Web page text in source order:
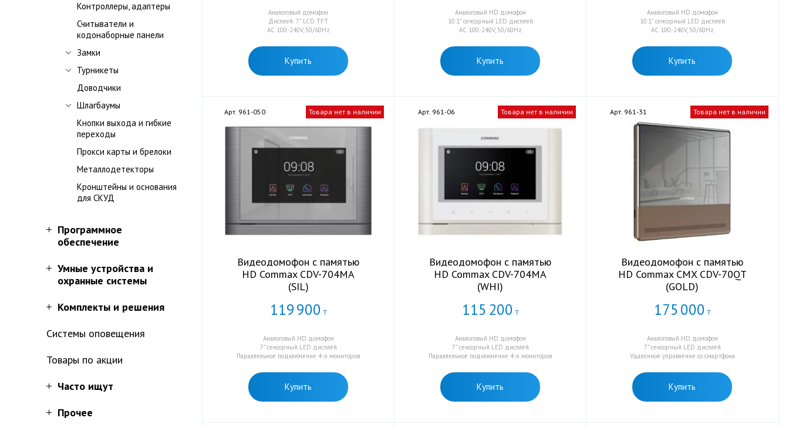
Контроллеры, адаптеры
Считыватели и
кодонаборные панели
Замки
Турникеты
Доводчики
Шлагбаумы
Кнопки выхода и гибкие
переходы
Прокси карты и брелоки
Металлодетекторы
Кронштейны и основания
для СКУД
Программное
обеспечение
Умные устройства и
охранные системы
Комплекты и решения
Системы оповещения
Товары по акции
Часто ищут
Прочее
Аналоговый домофон
Дисплей: 7" LCD TFT
AC 100-240V, 50/60Hz
Купить
Аналоговый HD домофон
10.1" сенсорный LED дисплей
AC 100-240V, 50/60Hz
Купить
Аналоговый HD домофон
10.1" сенсорный LED дисплей
AC 100-240V, 50/60Hz
Купить
Арт. 961-050 Товара нет в наличии
Видеодомофон с памятью
HD Commax CDV-704MA
(SIL)
119900 Т
Аналоговый HD домофон
7" сенсорный LED дисплей
Параллельное подключение 4-х мониторов
Купить
Арт. 961-06 Товара нет в наличии
Видеодомофон с памятью
HD Commax CDV-704MA
(WHI)
115 200 Т
Аналоговый HD домофон
7" сенсорный LED дисплей
Параллельное подключение 4-х мониторов
Купить
Арт. 961-31 Товара нет в наличии
Видеодомофон с памятью
HD Commax CMX CDV-70QT
(GOLD)
175 000 Т
Аналоговый HD домофон
7" сенсорный LED дисплей
Удаленное управление со смартфона
Купить